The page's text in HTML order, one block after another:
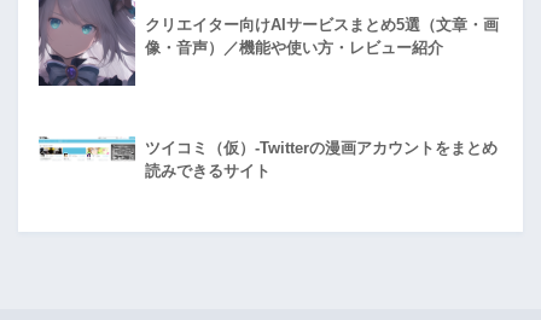
クリエイター向けAIサービスまとめ5選（文章・画
像・音声）／機能や使い方・レビュー紹介
ツイコミ（仮）-Twitterの漫画アカウントをまとめ
読みできるサイト